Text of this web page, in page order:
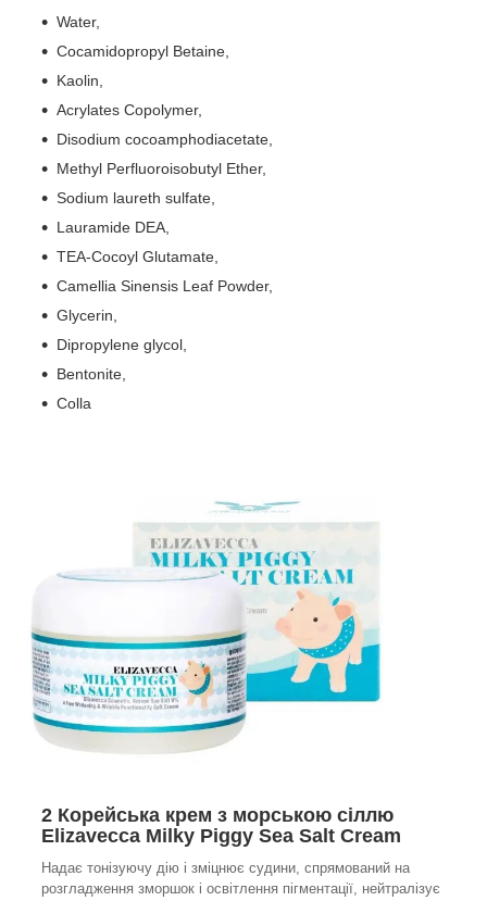
Water,
Cocamidopropyl Betaine,
Kaolin,
Acrylates Copolymer,
Disodium cocoamphodiacetate,
Methyl Perfluoroisobutyl Ether,
Sodium laureth sulfate,
Lauramide DEA,
TEA-Cocoyl Glutamate,
Camellia Sinensis Leaf Powder,
Glycerin,
Dipropylene glycol,
Bentonite,
Colla
2 Корейська крем з морською сіллю
Elizavecca Milky Piggy Sea Salt Cream
Надає тонізуючу дію і зміцнює судини, спрямований на
розгладження зморшок і освітлення пігментації, нейтралізує